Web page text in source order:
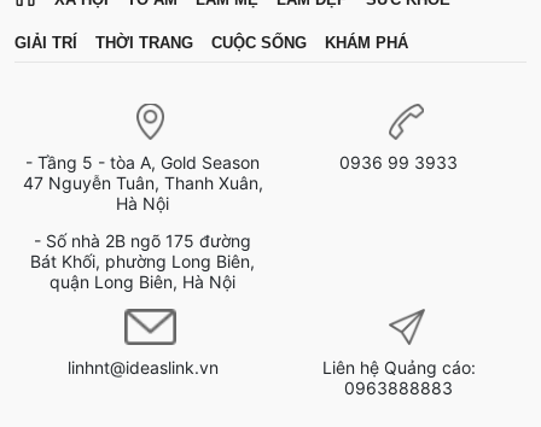
GIẢI TRÍ THỜI TRANG CUỘC SỐNG KHÁM PHÁ
- Tầng 5 - tòa A, Gold Season
47 Nguyễn Tuân, Thanh Xuân,
Hà Nội
- Số nhà 2B ngõ 175 đường
Bát Khối, phường Long Biên,
quận Long Biên, Hà Nội
0936 99 3933
linhnt@ideaslink.vn
Liên hệ Quảng cáo:
0963888883